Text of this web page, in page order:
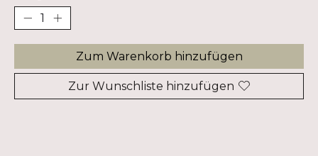
Zum Warenkorb hinzufügen
Zur Wunschliste hinzufügen